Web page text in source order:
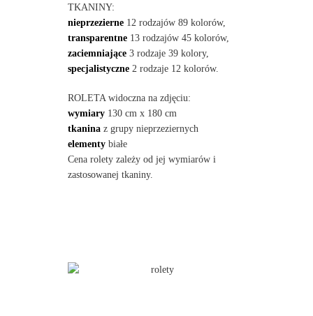
TKANINY:
nieprzezierne12 rodzajów 89 kolorów,
transparentne13 rodzajów 45 kolorów,
zaciemniające3 rodzaje 39 kolory,
specjalistyczne2 rodzaje 12 kolorów.
ROLETA widoczna na zdjęciu:
wymiary130 cm x 180 cm
tkaninaz grupy nieprzeziernych
elementybiałe
Cena rolety zależy od jej wymiarów i
zastosowanej tkaniny.